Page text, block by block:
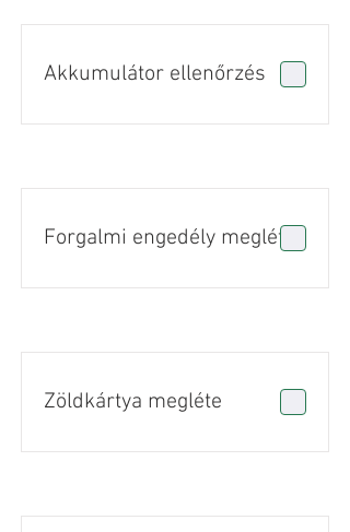
Akkumulátor ellenőrzés
Forgalmi engedély megléte
Zöldkártya megléte